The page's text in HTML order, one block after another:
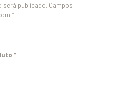
será publicado. Campos
*
*